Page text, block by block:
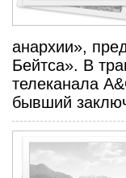
анархии»,
Бейтса». В
телеканала
бывший